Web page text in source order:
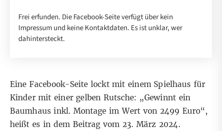
Frei erfunden. Die Facebook-Seite verfügt über kein
Impressum und keine Kontaktdaten. Es ist unklar, wer
dahintersteckt.
Eine Facebook-Seite lockt mit einem Spielhaus für
Kinder mit einer gelben Rutsche: „Gewinnt ein
Baumhaus inkl. Montage im Wert von 2499 Euro“,
heißt es in dem Beitragvom 23. März 2024.